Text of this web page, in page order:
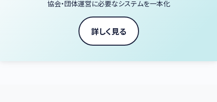
協会・団体運営に必要なシステムを一本化
詳しく見る